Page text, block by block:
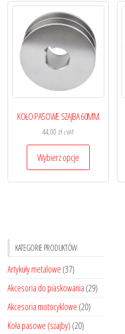
Opcje
można
wybrać
na
stronie
KOŁO PASOWE SZAJBA 60MM
44,00 zł z VAT
Wybierz opcje
Ten
produktu
KATEGORIE PRODUKTÓW
Artykuły metalowe (37)
Akcesoria do piaskowania (29)
Akcesoria motocyklowe (20)
Koła pasowe (szajby) (20)